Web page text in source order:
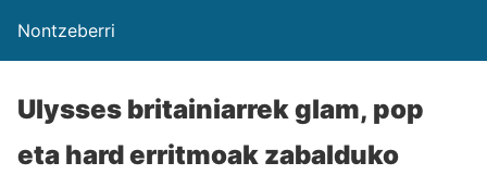
Nontzeberri
Ulysses britainiarrek glam, pop
eta hard erritmoak zabalduko